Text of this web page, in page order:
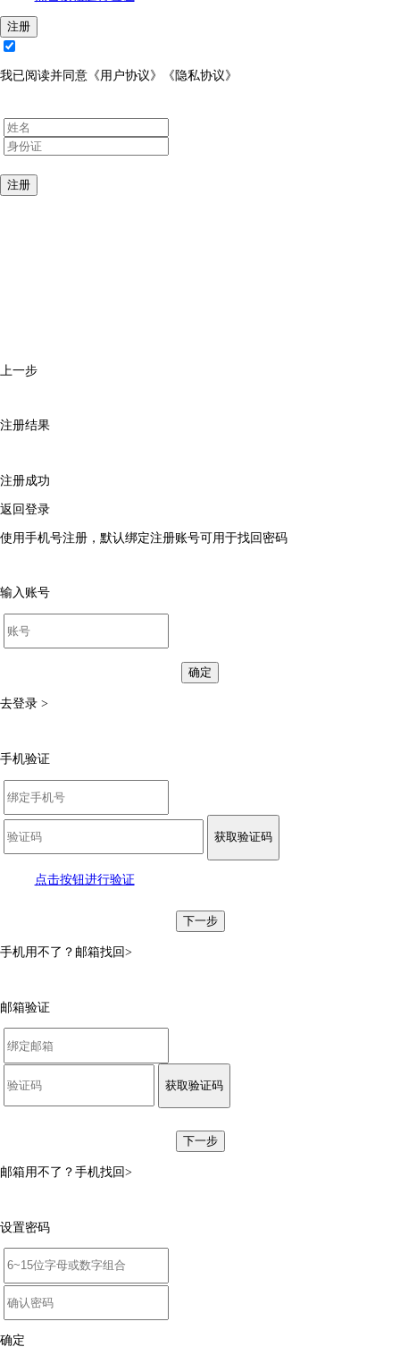
注册
我已阅读并同意 《用户协议》 《隐私协议》
注册
上一步
注册结果
注册成功
返回登录
使用手机号注册，默认绑定注册账号可用于找回密码
输入账号
确定
去登录 >
手机验证
获取验证码
点击按钮进行验证
下一步
手机用不了？ 邮箱找回>
邮箱验证
获取验证码
下一步
邮箱用不了？ 手机找回>
设置密码
确定